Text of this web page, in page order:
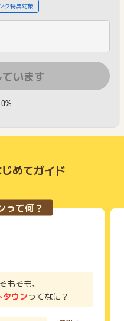
ク特典対象
います
めてガイド
って何？
そもそも、
タウンってなに？